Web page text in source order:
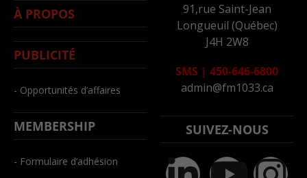
À PROPOS
PUBLICITÉ
- Opportunités d’affaires
MEMBERSHIP
- Formulaire d’adhésion
91,rue Saint-Jean
Longueuil (Québec)
J4H 2W8
SMS | 450-646-6800
admin@fm1033.ca
SUIVEZ-NOUS